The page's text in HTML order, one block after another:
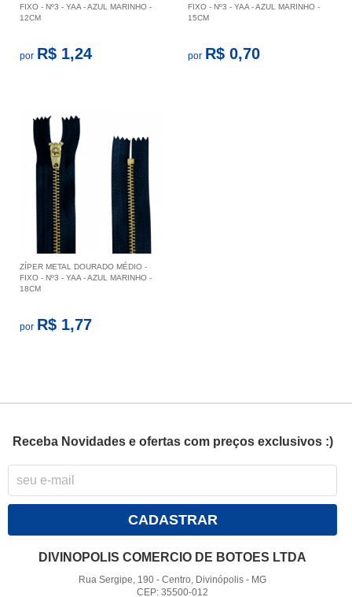
FIXO - Nº3 - YAA - AZUL MARINHO -
12CM
por R$ 1,24
FIXO - Nº3 - YAA - AZUL MARINHO -
15CM
por R$ 0,70
ZÍPER METAL DOURADO MÉDIO -
FIXO - Nº3 - YAA - AZUL MARINHO -
18CM
por R$ 1,77
Receba Novidades e ofertas com preços exclusivos :)
CADASTRAR
DIVINOPOLIS COMERCIO DE BOTOES LTDA
Rua Sergipe, 190 -Centro, Divinópolis - MG
CEP: 35500-012